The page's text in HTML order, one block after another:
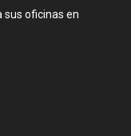
sus oficinas en